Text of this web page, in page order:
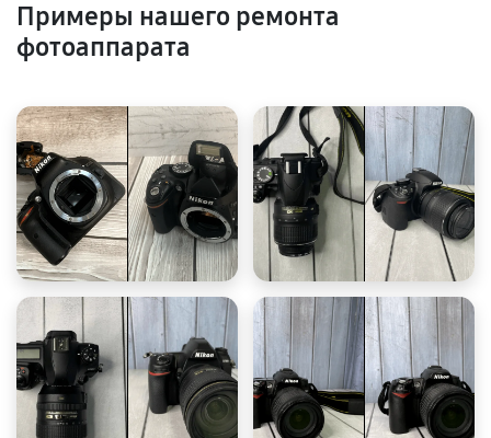
Примеры нашего ремонта
фотоаппарата